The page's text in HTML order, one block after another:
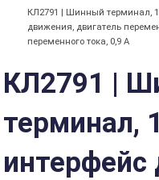
КЛ2791 | Шинный терминал,
движения, двигатель
переменного тока, 0,9 А
КЛ2791 |
терминал,